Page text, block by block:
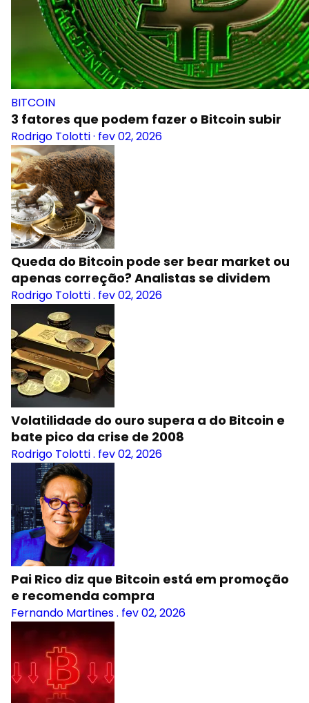
BITCOIN
3 fatores que podem fazer o Bitcoin subir
Rodrigo Tolotti· fev 02, 2026
Queda do Bitcoin pode ser bear market ou
apenas correção? Analistas se dividem
Rodrigo Tolotti. fev 02, 2026
Volatilidade do ouro supera a do Bitcoin e
bate pico da crise de 2008
Rodrigo Tolotti. fev 02, 2026
Pai Rico diz que Bitcoin está em promoção
e recomenda compra
Fernando Martines. fev 02, 2026